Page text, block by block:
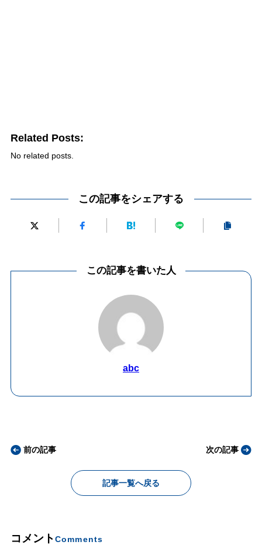
Related Posts:
No related posts.
この記事をシェアする
この記事を書いた人
abc
前の記事
記事一覧へ戻る
次の記事
コメントComments